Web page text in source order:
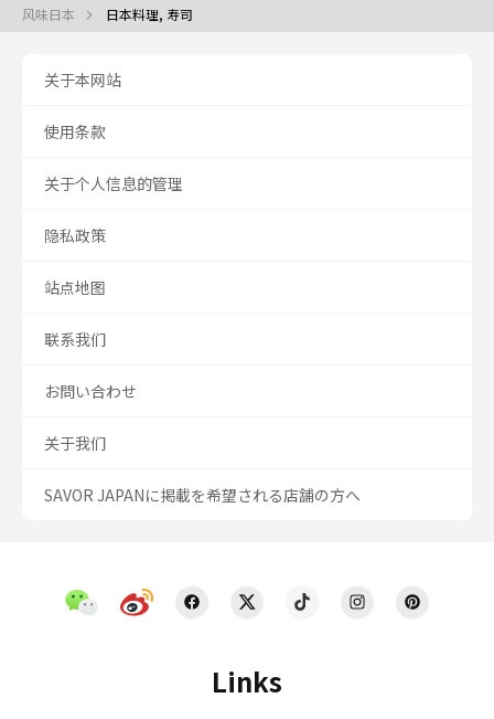
风味日本 日本料理, 寿司
Links
关于本网站
使用条款
关于个人信息的管理
隐私政策
站点地图
联系我们
お問い合わせ
关于我们
SAVOR JAPANに掲載を希望される店舗の方へ